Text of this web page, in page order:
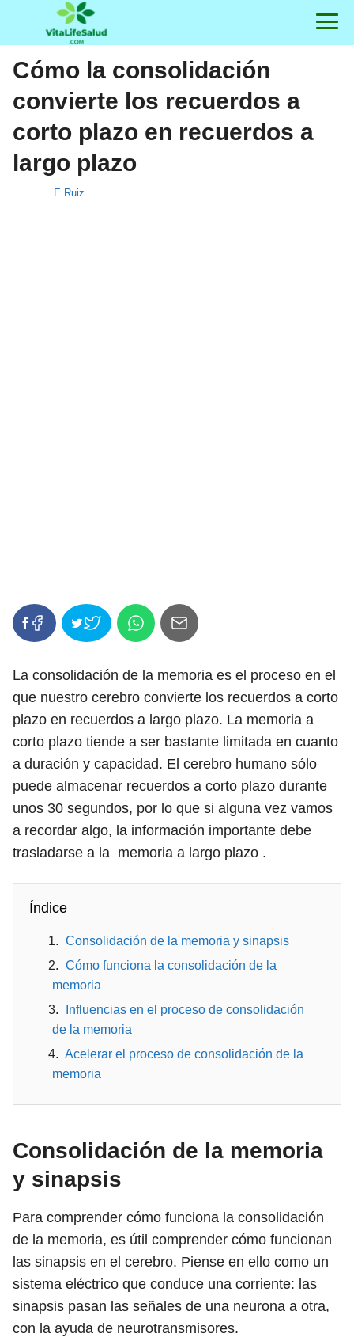
Cómo la consolidación
convierte los recuerdos a
corto plazo en recuerdos a
largo plazo
E Ruiz
La consolidación de la memoria es el proceso en el
que nuestro cerebro convierte los recuerdos a corto
plazo en recuerdos a largo plazo. La memoria a
corto plazo tiende a ser bastante limitada en cuanto
a duración y capacidad. El cerebro humano sólo
puede almacenar recuerdos a corto plazo durante
unos 30 segundos, por lo que si alguna vez vamos
a recordar algo, la información importante debe
trasladarse a la memoria a largo plazo .
Índice
Consolidación de la memoria y sinapsis
Cómo funciona la consolidación de la
memoria
Influencias en el proceso de consolidación
de la memoria
Acelerar el proceso de consolidación de la
memoria
Consolidación de la memoria
y sinapsis
Para comprender cómo funciona la consolidación
de la memoria, es útil comprender cómo funcionan
las sinapsis en el cerebro. Piense en ello como un
sistema eléctrico que conduce una corriente: las
sinapsis pasan las señales de una neurona a otra,
con la ayuda de neurotransmisores.